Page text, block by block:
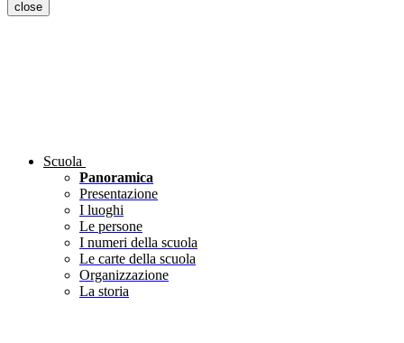
close
Scuola
Panoramica
Presentazione
I luoghi
Le persone
I numeri della scuola
Le carte della scuola
Organizzazione
La storia